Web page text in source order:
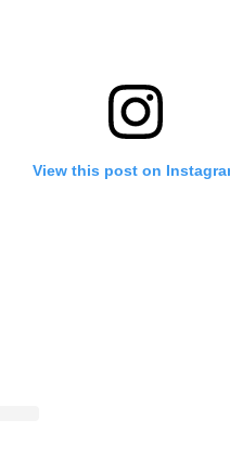
View this post on